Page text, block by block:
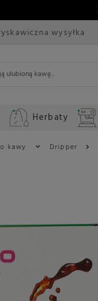
wysyłka
Herbaty
kawy Dripper